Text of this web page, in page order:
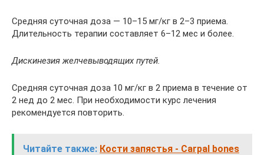
Средняя суточная доза — 10–15 мг/кг в 2–3 приема.
Длительность терапии составляет 6–12 мес и более.
Дискинезия желчевыводящих путей.
Средняя суточная доза 10 мг/кг в 2 приема в течение от
2 нед до 2 мес. При необходимости курс лечения
рекомендуется повторить.
Читайте также: Кости запястья - Carpal bones